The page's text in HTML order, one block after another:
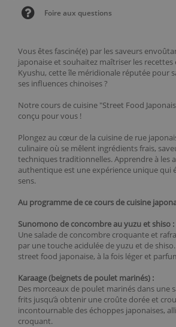
Vous êtes fasciné(e) par les saveurs
japonaise et souhaitez maîtriser les
Kyushu, cette île méridionale réputée pour
ses influences chinoises ?
Notre cours de cuisine "Street Food
conçu pour vous !
Plongez au cœur de la cuisine de rue
culinaire où se mêlent ingrédients frais,
techniques traditionnelles. Apprendre à les
authentique est une expérience unique qui
sens.
Au programme de ce cours de cuisine
Sunomono de concombre au yuzu et shiso :
Une salade de concombre croquante et
par une touche acidulée de yuzu et de
street food japonaise, à la fois léger et
Karaage (beignets de poulet marinés) :
Des morceaux de poulet marinés dans une
frits jusqu’à obtenir une croûte dorée et
incontournable des échoppes japonaises,
croquant.
Foire aux questions